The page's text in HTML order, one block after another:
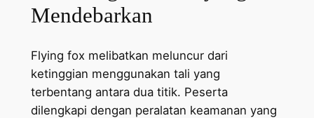
Mendebarkan
Flying fox melibatkan meluncur dari
ketinggian menggunakan tali yang
terbentang antara dua titik. Peserta
dilengkapi dengan peralatan keamanan yang